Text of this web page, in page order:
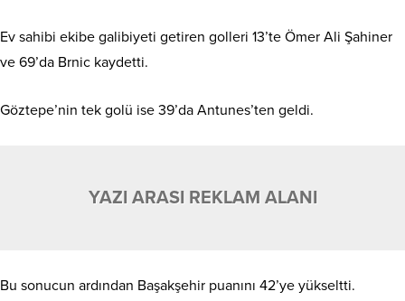
Ev sahibi ekibe galibiyeti getiren golleri 13’te Ömer Ali Şahiner
ve 69’da Brnic kaydetti.
Göztepe’nin tek golü ise 39’da Antunes’ten geldi.
YAZI ARASI REKLAM ALANI
Bu sonucun ardından Başakşehir puanını 42’ye yükseltti.